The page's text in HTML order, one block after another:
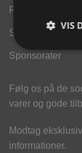
Returportal
Search results
Sponsorater
Følg os på de
varer og gode
Modtag
informationer.
VIS